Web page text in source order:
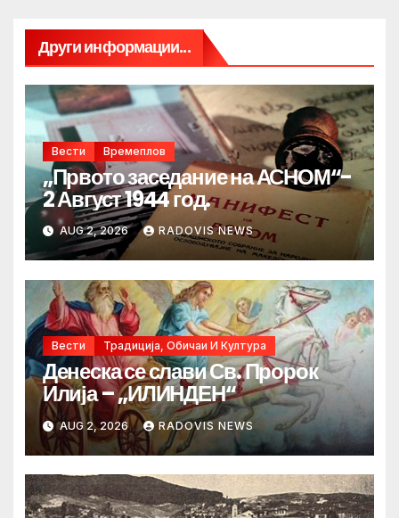
Други информации...
Вести Времеплов
„Првото заседание на АСНОМ“-
2 Август 1944 год.
AUG 2, 2026 RADOVIS NEWS
Вести Традиција, Обичаи И Култура
Денеска се слави Св. Пророк
Илија – „ИЛИНДЕН“
AUG 2, 2026 RADOVIS NEWS